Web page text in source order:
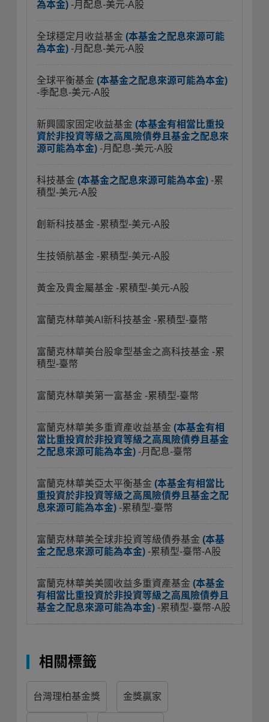
為本金) -月配息-美元-A股
全球穩定月收益基金 (本基金之配息來源可能
為本金) -月配息-美元-A股
全球平衡基金 (本基金之配息來源可能為本金)
-季配息-美元-A股
新興國家固定收益基金 (本基金有相當比重投
資於非投資等級之高風險債券且基金之配息來
源可能為本金) -月配息-美元-A股
科技基金 (本基金之配息來源可能為本金) -累
積型-美元-A股
創新科技基金 -累積型-美元-A股
生技領航基金 -累積型-美元-A股
黃金及貴金屬基金 -累積型-美元-A股
富蘭克林華美AI新科技基金 -累積型-臺幣
富蘭克林華美台股傘型基金之高科技基金 -累
積型-臺幣
富蘭克林華美第一富基金 -累積型-臺幣
富蘭克林華美多重資產收益基金 (本基金有相
當比重投資於非投資等級之高風險債券且基金
之配息來源可能為本金) -月配息-臺幣
富蘭克林華美亞太平衡基金 (本基金有相當比
重投資於非投資等級之高風險債券且基金之配
息來源可能為本金) -累積型-臺幣
富蘭克林華美全球非投資等級債券基金 (本基
金之配息來源可能為本金) -累積型-臺幣-A股
富蘭克林華美美國收益多重資產基金 (本基金
有相當比重投資於非投資等級之高風險債券且
基金之配息來源可能為本金) -累積型-臺幣-A股
相關標籤
台灣理柏基金獎 金獎贏家